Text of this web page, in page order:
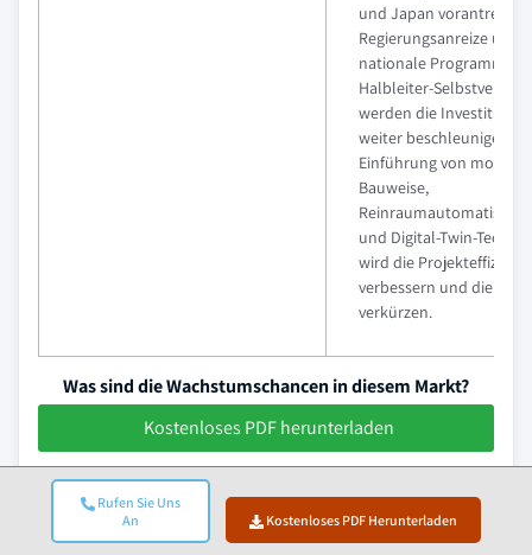
Rufen Sie Uns
An
Kostenloses PDF Herunterladen
und Japan vorantreiben.
Regierungsanreize und
nationale Programme
Halbleiter-
werden die Investitionen
weiter beschleunigen.
Einführung von
Bauweise,
und Digital-Twin-
wird die Projekteffizienz
verbessern und die
verkürzen.
Was sind die Wachstumschancen in diesem Markt?
Kostenloses PDF herunterladen
Unternehmen im asiatisch-pazifischen Raum für
den Bau von Halbleiterfabriken